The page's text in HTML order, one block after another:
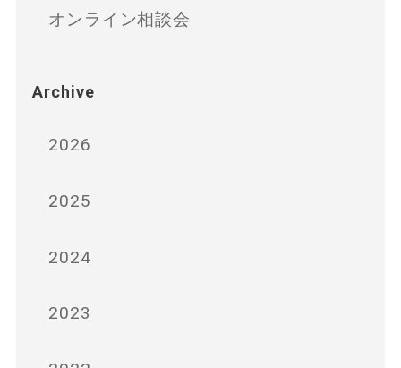
オンライン相談会
Archive
2026
2025
2024
2023